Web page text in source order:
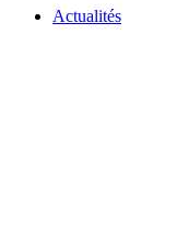
Actualités